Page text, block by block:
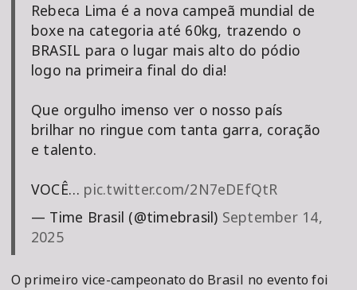
Rebeca Lima é a nova campeã mundial de
boxe na categoria até 60kg, trazendo o
BRASIL para o lugar mais alto do pódio
logo na primeira final do dia!
Que orgulho imenso ver o nosso país
brilhar no ringue com tanta garra, coração
e talento.
VOCÊ… pic.twitter.com/2N7eDEfQtR
— Time Brasil (@timebrasil) September 14,
2025
O primeiro vice-campeonato do Brasil no evento foi